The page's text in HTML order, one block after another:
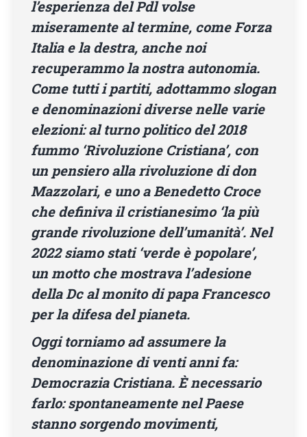
l’esperienza del Pdl volse
miseramente al termine, come Forza
Italia e la destra, anche noi
recuperammo la nostra autonomia.
Come tutti i partiti, adottammo slogan
e denominazioni diverse nelle varie
elezioni: al turno politico del 2018
fummo ‘Rivoluzione Cristiana’, con
un pensiero alla rivoluzione di don
Mazzolari, e uno a Benedetto Croce
che definiva il cristianesimo ‘la più
grande rivoluzione dell’umanità’. Nel
2022 siamo stati ‘verde è popolare’,
un motto che mostrava l’adesione
della Dc al monito di papa Francesco
per la difesa del pianeta.
Oggi torniamo ad assumere la
denominazione di venti anni fa:
Democrazia Cristiana. È necessario
farlo: spontaneamente nel Paese
stanno sorgendo movimenti,